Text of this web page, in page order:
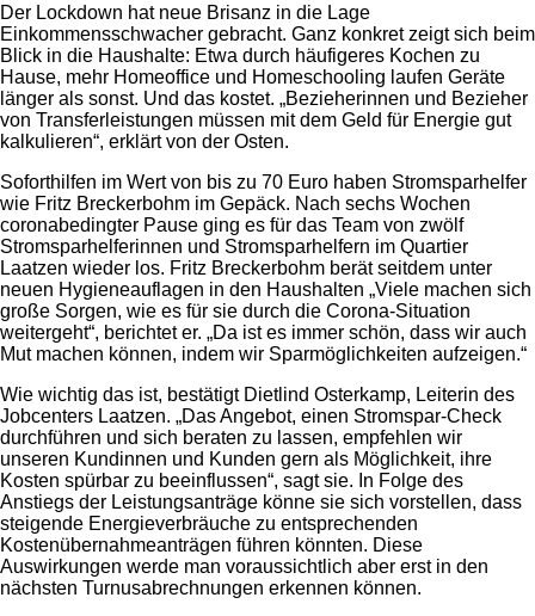
Der Lockdown hat neue Brisanz in die Lage
Einkommensschwacher gebracht. Ganz konkret zeigt sich beim
Blick in die Haushalte: Etwa durch häufigeres Kochen zu
Hause, mehr Homeoffice und Homeschooling laufen Geräte
länger als sonst. Und das kostet. „Bezieherinnen und Bezieher
von Transferleistungen müssen mit dem Geld für Energie gut
kalkulieren“, erklärt von der Osten.
Soforthilfen im Wert von bis zu 70 Euro haben Stromsparhelfer
wie Fritz Breckerbohm im Gepäck. Nach sechs Wochen
coronabedingter Pause ging es für das Team von zwölf
Stromsparhelferinnen und Stromsparhelfern im Quartier
Laatzen wieder los. Fritz Breckerbohm berät seitdem unter
neuen Hygieneauflagen in den Haushalten „Viele machen sich
große Sorgen, wie es für sie durch die Corona-Situation
weitergeht“, berichtet er. „Da ist es immer schön, dass wir auch
Mut machen können, indem wir Sparmöglichkeiten aufzeigen.“
Wie wichtig das ist, bestätigt Dietlind Osterkamp, Leiterin des
Jobcenters Laatzen. „Das Angebot, einen Stromspar-Check
durchführen und sich beraten zu lassen, empfehlen wir
unseren Kundinnen und Kunden gern als Möglichkeit, ihre
Kosten spürbar zu beeinflussen“, sagt sie. In Folge des
Anstiegs der Leistungsanträge könne sie sich vorstellen, dass
steigende Energieverbräuche zu entsprechenden
Kostenübernahmeanträgen führen könnten. Diese
Auswirkungen werde man voraussichtlich aber erst in den
nächsten Turnusabrechnungen erkennen können.